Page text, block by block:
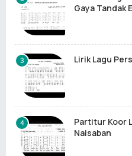
Gaya Tandak
Lirik Lagu
Partitur Koor
Naisaban